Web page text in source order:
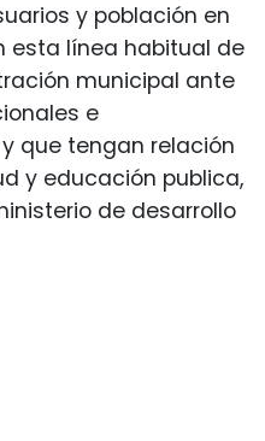
y población en
esta línea habitual de
municipal ante
e
que tengan relación
y educación publica,
de desarrollo